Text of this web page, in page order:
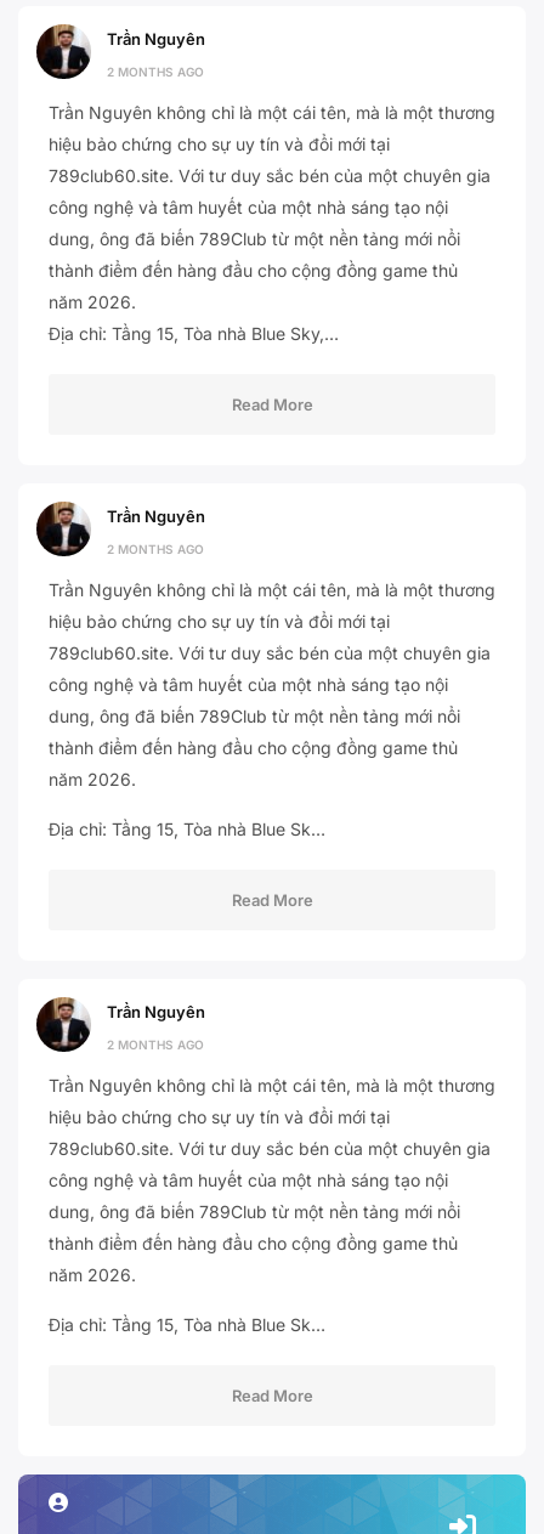
Trần Nguyên
2 MONTHS AGO
Trần Nguyên không chỉ là một cái tên, mà là một thương
hiệu bảo chứng cho sự uy tín và đổi mới tại
789club60.site. Với tư duy sắc bén của một chuyên gia
công nghệ và tâm huyết của một nhà sáng tạo nội
dung, ông đã biến 789Club từ một nền tảng mới nổi
thành điểm đến hàng đầu cho cộng đồng game thủ
năm 2026.
Địa chỉ: Tầng 15, Tòa nhà Blue Sky,…
Read More
Trần Nguyên
2 MONTHS AGO
Trần Nguyên không chỉ là một cái tên, mà là một thương
hiệu bảo chứng cho sự uy tín và đổi mới tại
789club60.site. Với tư duy sắc bén của một chuyên gia
công nghệ và tâm huyết của một nhà sáng tạo nội
dung, ông đã biến 789Club từ một nền tảng mới nổi
thành điểm đến hàng đầu cho cộng đồng game thủ
năm 2026.
Địa chỉ: Tầng 15, Tòa nhà Blue Sk…
Read More
Trần Nguyên
2 MONTHS AGO
Trần Nguyên không chỉ là một cái tên, mà là một thương
hiệu bảo chứng cho sự uy tín và đổi mới tại
789club60.site. Với tư duy sắc bén của một chuyên gia
công nghệ và tâm huyết của một nhà sáng tạo nội
dung, ông đã biến 789Club từ một nền tảng mới nổi
thành điểm đến hàng đầu cho cộng đồng game thủ
năm 2026.
Địa chỉ: Tầng 15, Tòa nhà Blue Sk…
Read More